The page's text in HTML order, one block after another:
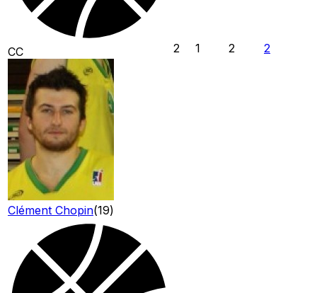
CC
Clément Chopin(19)
2 1 2 2